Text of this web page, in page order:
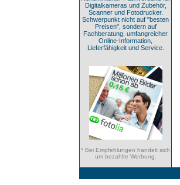
Digitalkameras und Zubehör,
Scanner und Fotodrucker.
Schwerpunkt nicht auf "besten
Preisen", sondern auf
Fachberatung, umfangreicher
Online-Information,
Lieferfähigkeit und Service.
* Bei Empfehlungen handelt sich
um bezahlte Werbung.